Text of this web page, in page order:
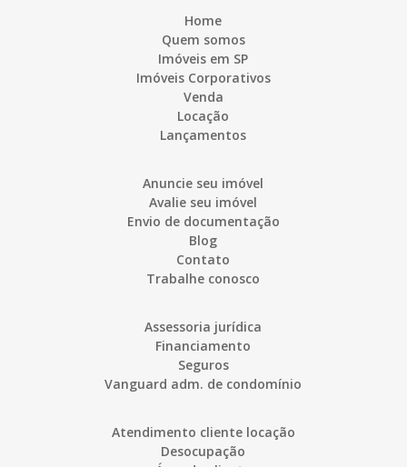
Home
Quem somos
Imóveis em SP
Imóveis Corporativos
Venda
Locação
Lançamentos
Anuncie seu imóvel
Avalie seu imóvel
Envio de documentação
Blog
Contato
Trabalhe conosco
Assessoria jurídica
Financiamento
Seguros
Vanguard adm. de condomínio
Atendimento cliente locação
Desocupação